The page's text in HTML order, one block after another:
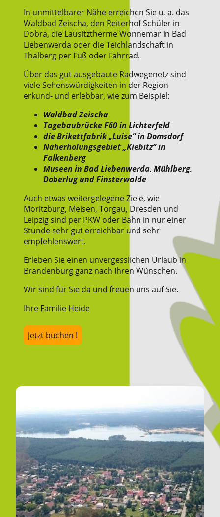
In unmittelbarer Nähe erreichen Sie u. a. das
Waldbad Zeischa, den Reiterhof Schüler in
Dobra, die Lausitztherme Wonnemar in Bad
Liebenwerda oder die Teichlandschaft in
Thalberg per Fuß oder Fahrrad.
Über das gut ausgebaute Radwegenetz sind
viele Sehenswürdigkeiten in der Region
erkund- und erlebbar, wie zum Beispiel:
Waldbad Zeischa
Tagebaubrücke F60 in Lichterfeld
die Brikettfabrik „Luise“ in Domsdorf
Naherholungsgebiet „Kiebitz“ in
Falkenberg
Museen in Bad Liebenwerda, Mühlberg,
Doberlug und Finsterwalde
Auch etwas weitergelegene Ziele, wie
Moritzburg, Meisen, Torgau, Dresden und
Leipzig sind per PKW oder Bahn in nur einer
Stunde sehr gut erreichbar und sehr
empfehlenswert.
Erleben Sie einen unvergesslichen Urlaub in
Brandenburg ganz nach Ihren Wünschen.
Wir sind für Sie da und freuen uns auf Sie.
Ihre Familie Heide
Jetzt buchen !